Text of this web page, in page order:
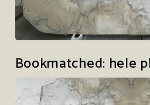
Bookmatched: hele